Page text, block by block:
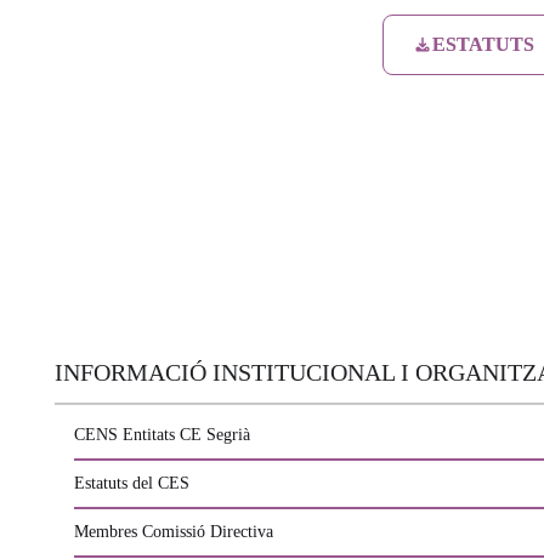
ESTATUTS
INFORMACIÓ INSTITUCIONAL I
CENS Entitats CE Segrià
Estatuts del CES
Membres Comissió Directiva